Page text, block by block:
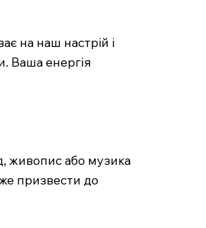
на наш настрій і
Ваша енергія
живопис або музика
призвести до